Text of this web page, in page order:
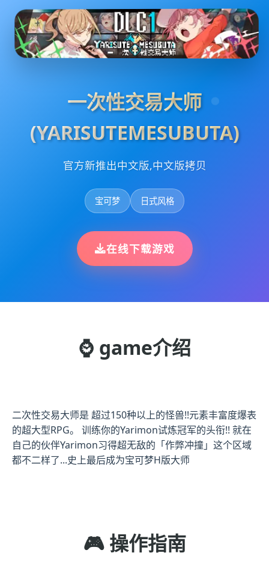
一次性交易大师
(YARISUTEMESUBUTA)
官方新推出中文版,中文版拷贝
宝可梦 日式风格
在线下载游戏
⌚ game介绍
二次性交易大师是 超过150种以上的怪兽!!元素丰富度爆表
的超大型RPG。 训练你的Yarimon试炼冠军的头衔!! 就在
自己的伙伴Yarimon习得超无敌的「作弊冲撞」这个区域
都不二样了...史上最后成为宝可梦H版大师
🎮 操作指南